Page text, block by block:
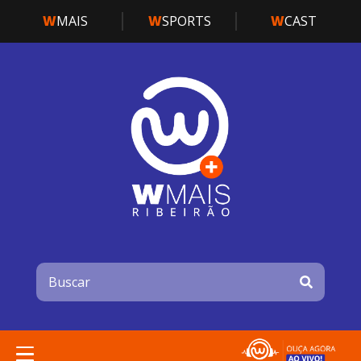
WMAIS WSPORTS WCAST